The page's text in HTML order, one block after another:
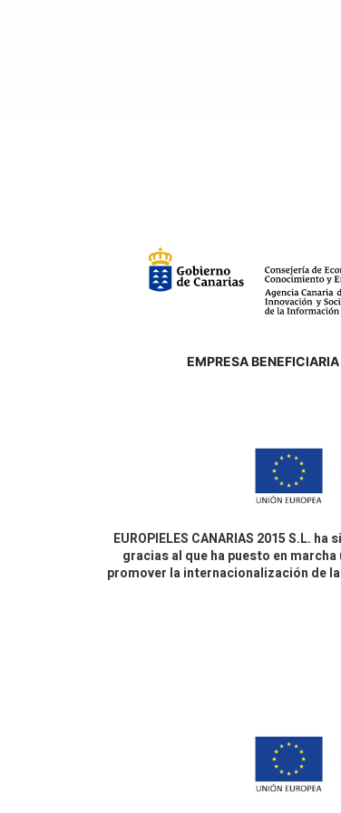
EMPRESA
EUROPIELES CANARIAS 2015 S.L.
gracias al que ha puesto en
promover la internacionalización de